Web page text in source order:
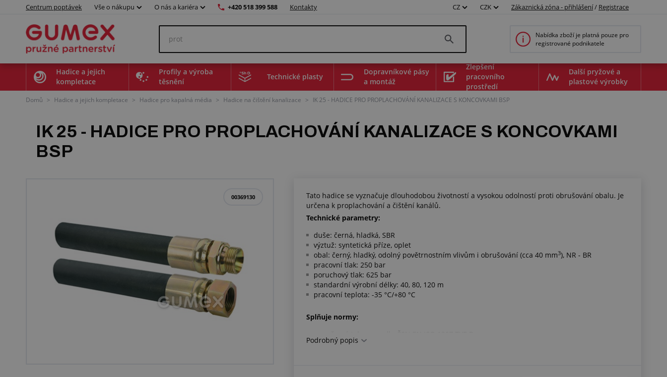
Centrum poptávek Vše o nákupu O nás a kariéra +420 518 399 588 Kontakty CZ CZK Zákaznická zóna - přihlášení/ Registrace
Nabídka zboží je platná pouze pro
registrované podnikatele
Hadice a jejich
kompletace
Profily a výroba
těsnění
Technické plasty
Dopravníkové pásy
a montáž
Zlepšení
pracovního
prostředí
Další pryžové a
plastové výrobky
Domů > Hadice a jejich kompletace > Hadice pro kapalná média > Hadice na čištění kanalizace > IK 25 - HADICE PRO PROPLACHOVÁNÍ KANALIZACE S KONCOVKAMI BSP
IK 25 - HADICE PRO PROPLACHOVÁNÍ KANALIZACE S KONCOVKAMI
BSP
00369130
Tato hadice se vyznačuje dlouhodobou životností a vysokou odolností proti obrušování obalu. Je
určena k proplachování a čištění kanálů.
Technické parametry:
duše: černá, hladká, SBR
výztuž: syntetická příze, oplet
obal: černý, hladký, odolný povětrnostním vlivům i obrušování (cca 40 mm3), NR - BR
pracovní tlak: 250 bar
poruchový tlak: 625 bar
standardní výrobní délky: 40, 80, 120 m
pracovní teplota: -35 °C/+80 °C
Splňuje normy:
rozměrové tolerance dle ČSN EN ISO 1307 TYP B
Podrobný popis